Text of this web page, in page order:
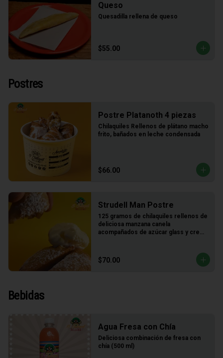
Queso
Quesadilla rellena de queso
$55.00
Postres
Postre Platanoth 4 piezas
Chilaquiles Rellenos de plátano macho
frito, bañados en leche condensada
$66.00
Strudell Man Postre
125 gramos de chilaquiles rellenos de
deliciosa manzana canela
acompañados de azúcar glass y crema
$70.00
Bebidas
Agua Fresa con Chía
Deliciosa combinación de fresa con
chía (500 ml)